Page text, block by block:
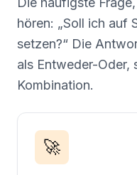
hören: „Soll ich auf
setzen?“ Die
als Entweder-Oder,
Kombination.
🚀